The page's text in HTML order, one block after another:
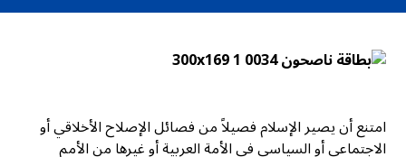
امتنع أن يصير الإسلام فصيلاً من فصائل الإصلاح الأخلاقي أو
الاجتماعي أو السياسي في الأمة العربية أو غيرها من الأمم